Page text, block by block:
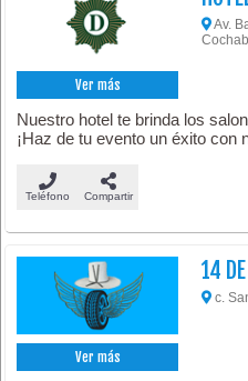
Ver más
Av.
Nuestro hotel te brinda los
¡Haz de tu evento un éxito con
Teléfono Compartir
Ver más
14
c.